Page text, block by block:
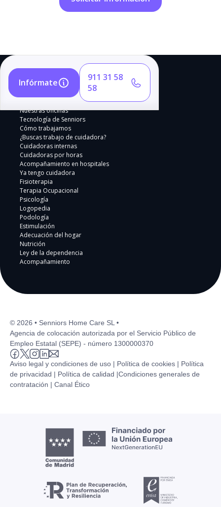
Infórmate
911 31 58
58
Nuestras oficinas
Tecnología de Senniors
Cómo trabajamos
¿Buscas trabajo de cuidadora?
Cuidadoras internas
Cuidadoras por horas
Acompañamiento en hospitales
Ya tengo cuidadora
Fisioterapia
Terapia Ocupacional
Psicología
Logopedia
Podología
Estimulación
Adecuación del hogar
Nutrición
Ley de la dependencia
Acompañamiento
© 2026 • Senniors Home Care SL •
Agencia de colocación autorizada por el Servicio Público de
Empleo Estatal (SEPE) - número 1300000370
Aviso legal y condiciones de uso | Política de cookies | Política
de privacidad | Política de calidad |Condiciones generales de
contratación | Canal Ético